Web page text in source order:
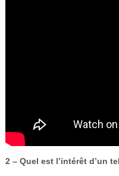
2 – Quel est l’intérêt d’un